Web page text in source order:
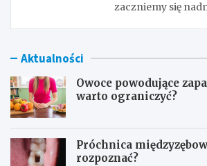
zaczniemy się
Aktualności
Owoce powodujące
warto ograniczyć?
Próchnica
rozpoznać?